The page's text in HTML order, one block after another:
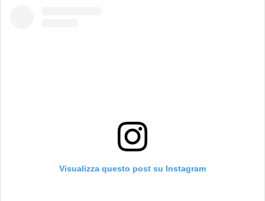
Visualizza questo post su Instagram